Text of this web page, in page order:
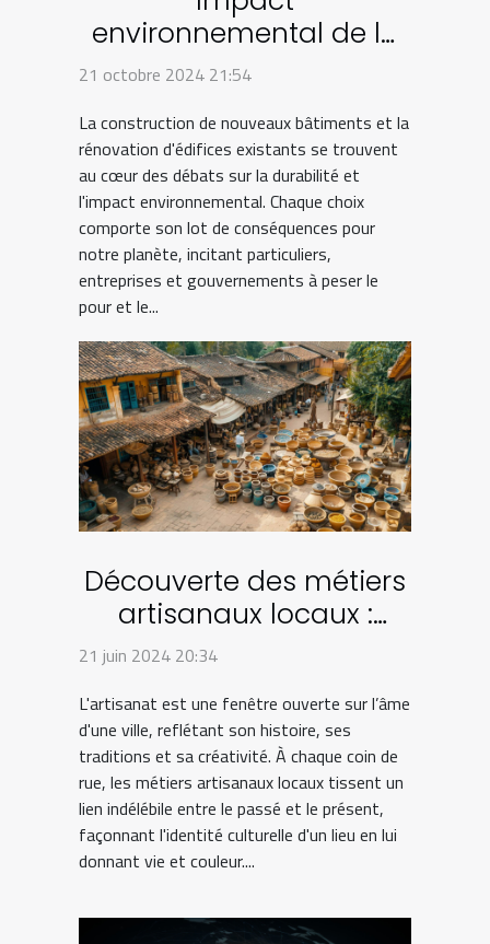
environnemental de la
construction neuve
d'ancien
21 octobre 2024 21:54
La construction de nouveaux bâtiments et la
rénovation d'édifices existants se trouvent
au cœur des débats sur la durabilité et
l'impact environnemental. Chaque choix
comporte son lot de conséquences pour
notre planète, incitant particuliers,
entreprises et gouvernements à peser le
pour et le...
Découverte des métiers
artisanaux locaux :
comment ils façonnent
ville
21 juin 2024 20:34
L'artisanat est une fenêtre ouverte sur l’âme
d'une ville, reflétant son histoire, ses
traditions et sa créativité. À chaque coin de
rue, les métiers artisanaux locaux tissent un
lien indélébile entre le passé et le présent,
façonnant l'identité culturelle d'un lieu en lui
donnant vie et couleur....